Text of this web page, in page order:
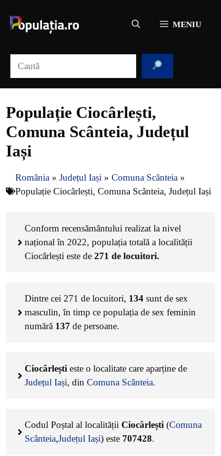
conținut
MENIU
Populație Ciocârlești,
Comuna Scânteia, Județul
Iași
România » Județul Iași » Comuna Scânteia »
Populație Ciocârlești, Comuna Scânteia, Județul Iași
Conform recensământului realizat la nivel
național în 2022, populația totală a localității
Ciocârlești este de 271 de locuitori.
Dintre cei 271 de locuitori, 134 sunt de sex
masculin, în timp ce populația de sex feminin
numără 137 de persoane.
Ciocârlești este o localitate care aparține de
Județul Iași, din Comuna Scânteia.
Codul Poștal al localității Ciocârlești (Comuna
Scânteia,Județul Iași) este 707428.